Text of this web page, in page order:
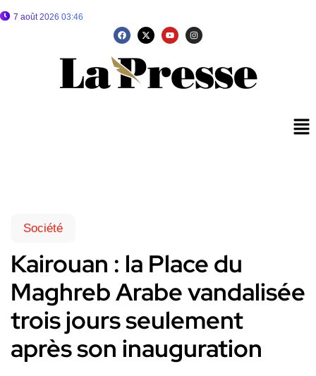
7 août 2026 03:46
Société
Kairouan : la Place du
Maghreb Arabe vandalisée
trois jours seulement
après son inauguration